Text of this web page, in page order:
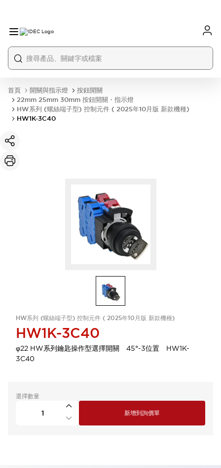
首頁 開關與指示燈
按鈕開關
22mm 25mm 30mm 按鈕開關・指示燈
HW系列 (螺絲端子型) 控制元件 ( 2025年10月版 新款機種)
HW1K-3C40
HW系列 (螺絲端子型) 控制元件 ( 2025年10月版 新款機種)
HW1K-3C40
φ22 HW系列鑰匙操作型選擇開關 45°-3位置 HW1K-
3C40
選擇數量
新增到詢價單